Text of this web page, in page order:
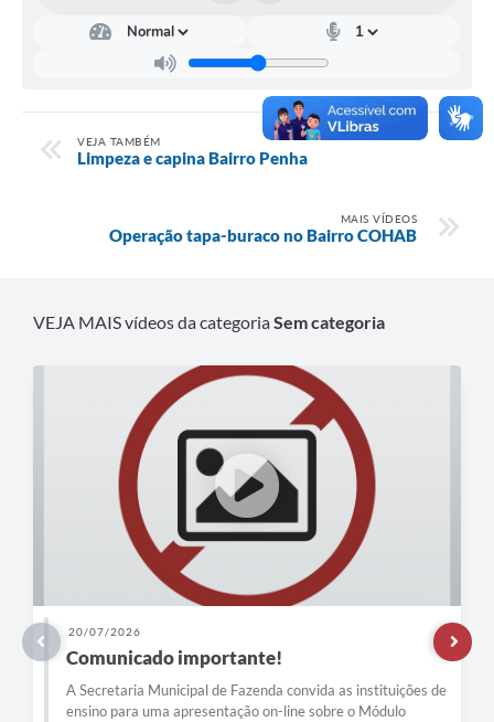
VEJA TAMBÉM
Limpeza e capina Bairro Penha
MAIS VÍDEOS
Operação tapa-buraco no Bairro COHAB
VEJA MAIS vídeos da categoriaSem categoria
20/07/2026
Comunicado importante!
A Secretaria Municipal de Fazenda convida as instituições de
ensino para uma apresentação on-line sobre o Módulo